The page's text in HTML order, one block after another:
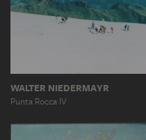
WALTER NIEDERMAYR
Punta Rocca IV